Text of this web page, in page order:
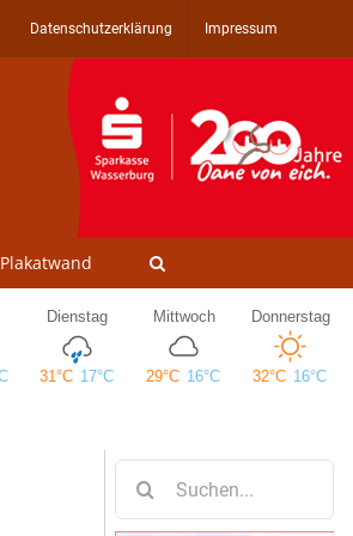
Datenschutzerklärung Impressum
Plakatwand
nach: